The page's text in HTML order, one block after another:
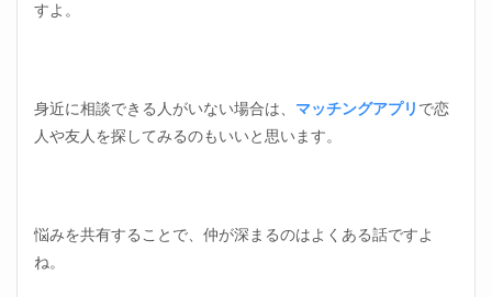
すよ。
身近に相談できる人がいない場合は、 マッチングアプリ で恋
人や友人を探してみるのもいいと思います。
悩みを共有することで、仲が深まるのはよくある話ですよ
ね。